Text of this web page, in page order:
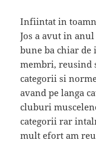
Infiintat in
Jos a avut in
bune ba chiar de
membri, reusind
categorii si
avand pe langa
cluburi
categorii rar
mult efort am